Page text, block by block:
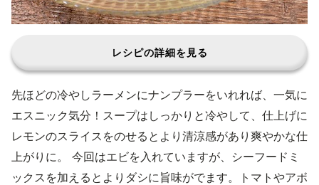
レシピの詳細を見る
先ほどの冷やしラーメンにナンプラーをいれれば、一気に
エスニック気分！スープはしっかりと冷やして、仕上げに
レモンのスライスをのせるとより清涼感があり爽やかな仕
上がりに。 今回はエビを入れていますが、シーフードミ
ックスを加えるとよりダシに旨味がでます。トマトやアボ